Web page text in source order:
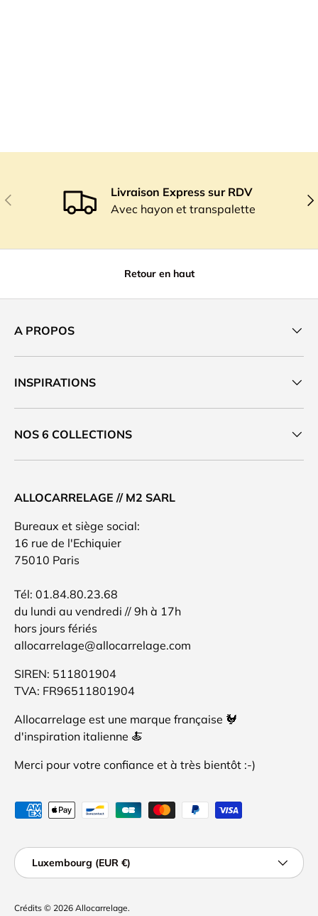
Précédent
Livraison Express sur RDV
Avec hayon et transpalette
Retour en haut
A PROPOS
INSPIRATIONS
NOS 6 COLLECTIONS
ALLOCARRELAGE // M2 SARL
Bureaux et siège social:
16 rue de l'Echiquier
75010 Paris
Tél: 01.84.80.23.68
du lundi au vendredi // 9h à 17h
hors jours fériés
allocarrelage@allocarrelage.com
SIREN: 511801904
TVA: FR96511801904
Allocarrelage est une marque française 🐓
d'inspiration italienne 🍝
Merci pour votre confiance et à très bientôt :-)
Moyens de paiement acceptés
Pays
Luxembourg (EUR €)
Crédits © 2026 Allocarrelage.